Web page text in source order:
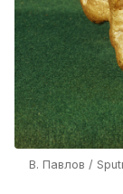
В. Павлов /